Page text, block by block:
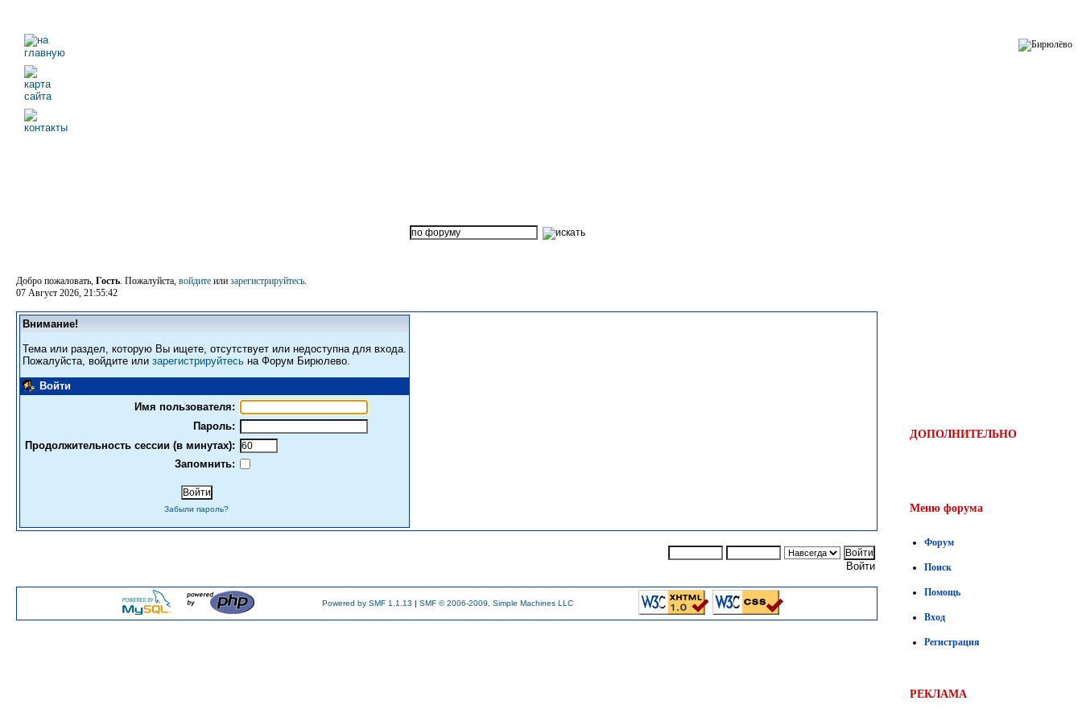
Добро пожаловать, Гость. Пожалуйста, войдите или зарегистрируйтесь.
07 Август 2026, 21:55:42
Внимание!
Тема или раздел, которую Вы ищете, отсутствует или недоступна для входа.
Пожалуйста, войдите или зарегистрируйтесь на Форум Бирюлево.
Войти
Имя пользователя:
Пароль:
Продолжительность сессии (в минутах):
Запомнить:
Забыли пароль?
Войти
Powered by SMF 1.1.13 | SMF © 2006-2009, Simple Machines LLC
ДОПОЛНИТЕЛЬНО
Меню форума
Форум
Поиск
Помощь
Вход
Регистрация
РЕКЛАМА